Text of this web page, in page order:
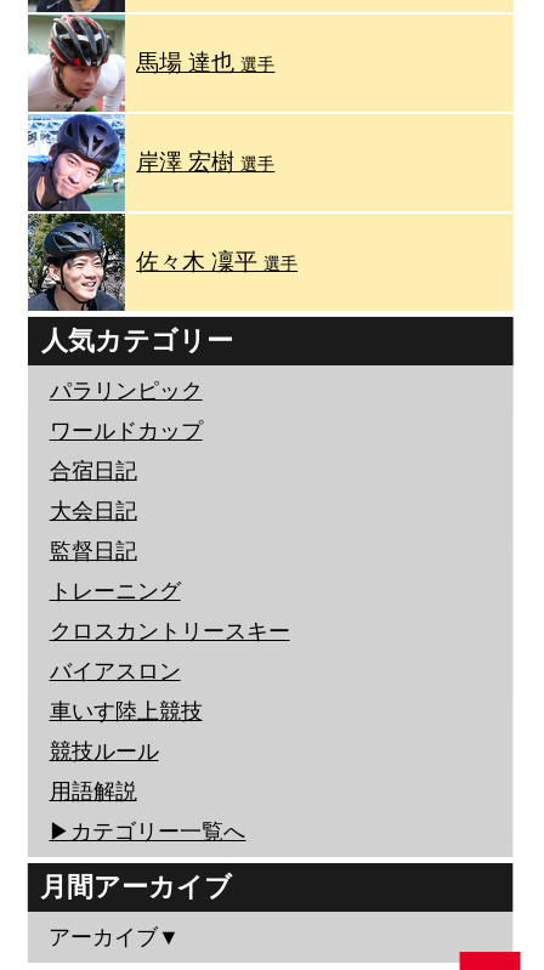
馬場 達也選手
岸澤 宏樹選手
佐々木 凜平選手
人気カテゴリー
パラリンピック
ワールドカップ
合宿日記
大会日記
監督日記
トレーニング
クロスカントリースキー
バイアスロン
車いす陸上競技
競技ルール
用語解説
▶︎カテゴリー一覧へ
月間アーカイブ
アーカイブ▼